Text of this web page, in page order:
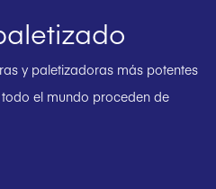
y paletizadoras más potentes
el mundo proceden de